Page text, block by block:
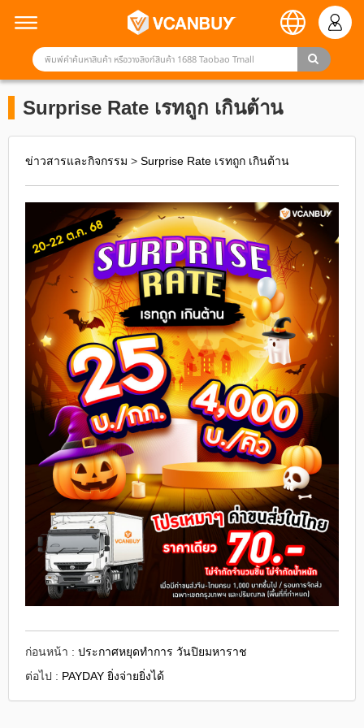
Surprise Rate เรทถูก เกินต้าน
ข่าวสารและกิจกรรม > Surprise Rate เรทถูก เกินต้าน
ก่อนหน้า : ประกาศหยุดทำการ วันปิยมหาราช
ต่อไป : PAYDAY ยิ่งจ่ายยิ่งได้